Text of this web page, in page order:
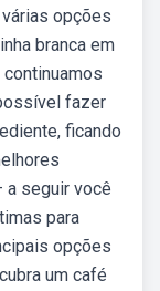
opções
branca em
fazer
ficando
a seguir você
para
opções
um café